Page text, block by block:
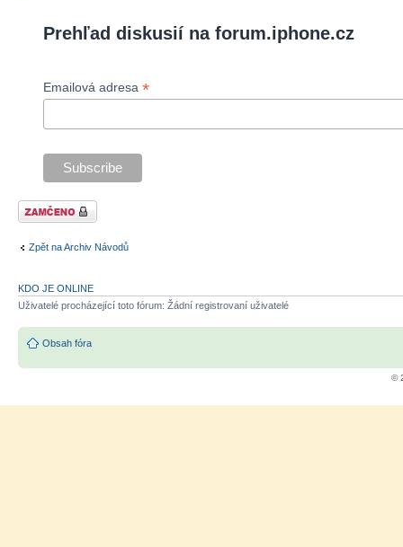
Prehľad diskusií na forum.iphone.cz
Emailová adresa*
Téma uzamknuto
Zpět na Archiv Návodů
KDO JE ONLINE
Uživatelé procházející toto fórum: Žádní registrovaní uživatelé
Obsah fóra
©